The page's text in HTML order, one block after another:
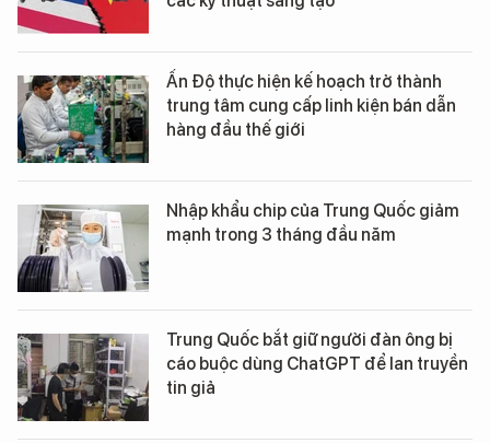
Ấn Độ thực hiện kế hoạch trở thành
trung tâm cung cấp linh kiện bán dẫn
hàng đầu thế giới
Nhập khẩu chip của Trung Quốc giảm
mạnh trong 3 tháng đầu năm
Trung Quốc bắt giữ người đàn ông bị
cáo buộc dùng ChatGPT để lan truyền
tin giả